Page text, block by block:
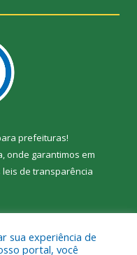
prefeituras!
onde garantimos em
leis de transparência
sua experiência de
portal, você